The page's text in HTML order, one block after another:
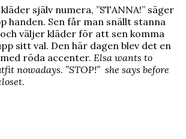
själv numera, ”STANNA!” säger
handen. Sen får man snällt stanna
väljer kläder för att sen komma
sitt val. Den här dagen blev det en
röda accenter. Elsa wants to
nowadays. ”STOP!” she says before